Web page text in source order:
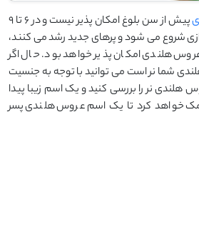
پیش از سن بلوغ امکان پذیر نیست و در 6 تا 9
شروع می شود و پرهای جدید رشد می کنند،
هلندی امکان پذیر خواهد بود. حال اگر
شما نر است می توانید با توجه به جنسیت
هلندی نر را بررسی کنید و یک اسم زیبا پیدا
خواهد کرد تا یک اسم عروس هلندی پسر